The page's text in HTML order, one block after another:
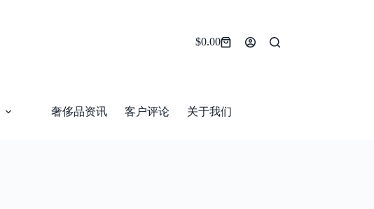
Shopping
$0.00
奢侈品资讯 客户评论 关于我们